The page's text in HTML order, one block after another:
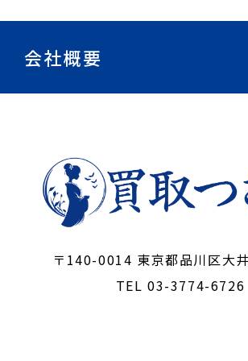
会社概要
〒140-0014 東京都品川区大
TEL 03-3774-6726